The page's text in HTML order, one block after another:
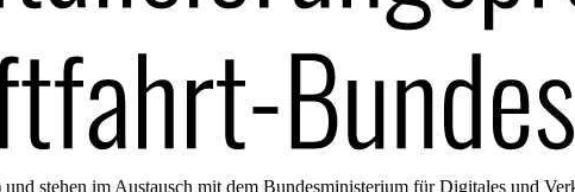
stehen im Austausch mit dem Bundesministerium für Digitales und